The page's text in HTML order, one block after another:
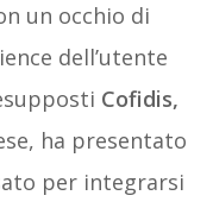
un occhio di
dell’utente
Cofidis,
ha presentato
per integrarsi